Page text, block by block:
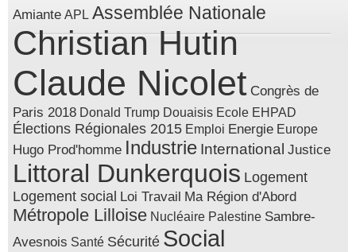
Amiante APL Assemblée Nationale
Christian Hutin
Claude Nicolet Congrès de
Paris 2018 Donald Trump Douaisis Ecole EHPAD
Élections Régionales 2015 Emploi Energie Europe
Hugo Prod'homme Industrie International Justice
Littoral Dunkerquois Logement
Logement social Loi Travail Ma Région d'Abord
Métropole Lilloise Nucléaire Palestine Sambre-
Avesnois Santé Sécurité Social